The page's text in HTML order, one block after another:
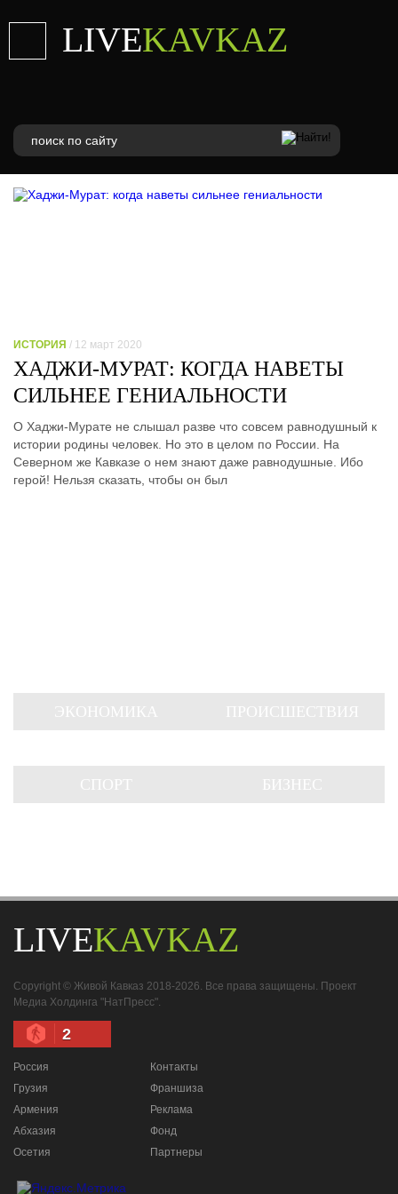
LIVEKAVKAZ
ИСТОРИЯ / 12 март 2020
ХАДЖИ-МУРАТ: КОГДА НАВЕТЫ
СИЛЬНЕЕ ГЕНИАЛЬНОСТИ
О Хаджи-Мурате не слышал разве что совсем равнодушный к
истории родины человек. Но это в целом по России. На
Северном же Кавказе о нем знают даже равнодушные. Ибо
герой! Нельзя сказать, чтобы он был
LIVEKAVKAZ
Copyright © Живой Кавказ 2018-2026. Все права защищены. Проект
Медиа Холдинга "НатПресс".
2
Россия
Грузия
Армения
Абхазия
Осетия
Контакты
Франшиза
Реклама
Фонд
Партнеры